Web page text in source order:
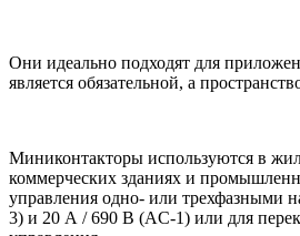
Они идеально подходят для
является обязательной, а
Миниконтакторы используются в
коммерческих зданиях и
управления одно- или трехфазными
3) и 20 А / 690 В (AC-1) или для